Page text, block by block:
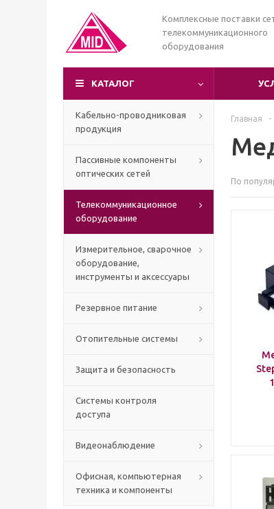
Комплексные поставки
телекоммуникационного
оборудования
КАТАЛОГ
Кабельно-проводниковая
продукция
Пассивные компоненты
оптических сетей
Телекоммуникационное
оборудование
Измерительное, сварочное
оборудование,
инструменты и аксессуары
Резервное питание
Отопительные системы
Защита и безопасность
Системы контроля
доступа
Видеонаблюдение
Офисная, компьютерная
техника и компоненты
Главная -
По